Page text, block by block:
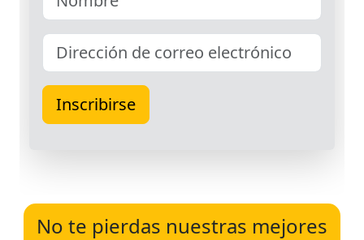
No te pierdas nuestras mejores